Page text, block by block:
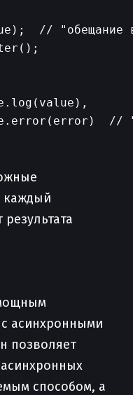
// "обещание
//
каждый
асинхронными
позволяет
способом, а